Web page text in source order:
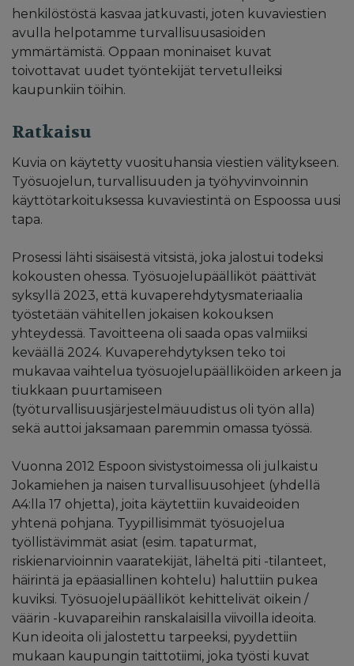
henkilöstöstä kasvaa jatkuvasti, joten kuvaviestien
avulla helpotamme turvallisuusasioiden
ymmärtämistä. Oppaan moninaiset kuvat
toivottavat uudet työntekijät tervetulleiksi
kaupunkiin töihin.
Ratkaisu
Kuvia on käytetty vuosituhansia viestien välitykseen.
Työsuojelun, turvallisuuden ja työhyvinvoinnin
käyttötarkoituksessa kuvaviestintä on Espoossa uusi
tapa.
Prosessi lähti sisäisestä vitsistä, joka jalostui todeksi
kokousten ohessa. Työsuojelupäälliköt päättivät
syksyllä 2023, että kuvaperehdytysmateriaalia
työstetään vähitellen jokaisen kokouksen
yhteydessä. Tavoitteena oli saada opas valmiiksi
keväällä 2024. Kuvaperehdytyksen teko toi
mukavaa vaihtelua työsuojelupäälliköiden arkeen ja
tiukkaan puurtamiseen
(työturvallisuusjärjestelmäuudistus oli työn alla)
sekä auttoi jaksamaan paremmin omassa työssä.
Vuonna 2012 Espoon sivistystoimessa oli julkaistu
Jokamiehen ja naisen turvallisuusohjeet (yhdellä
A4:lla 17 ohjetta), joita käytettiin kuvaideoiden
yhtenä pohjana. Tyypillisimmät työsuojelua
työllistävimmät asiat (esim. tapaturmat,
riskienarvioinnin vaaratekijät, läheltä piti -tilanteet,
häirintä ja epäasiallinen kohtelu) haluttiin pukea
kuviksi. Työsuojelupäälliköt kehittelivät oikein /
väärin -kuvapareihin ranskalaisilla viivoilla ideoita.
Kun ideoita oli jalostettu tarpeeksi, pyydettiin
mukaan kaupungin taittotiimi, joka työsti kuvat